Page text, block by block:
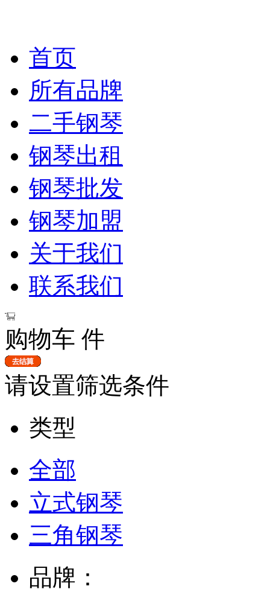
首页
所有品牌
二手钢琴
钢琴出租
钢琴批发
钢琴加盟
关于我们
联系我们
购物车 件
请设置筛选条件
类型
全部
立式钢琴
三角钢琴
品牌：